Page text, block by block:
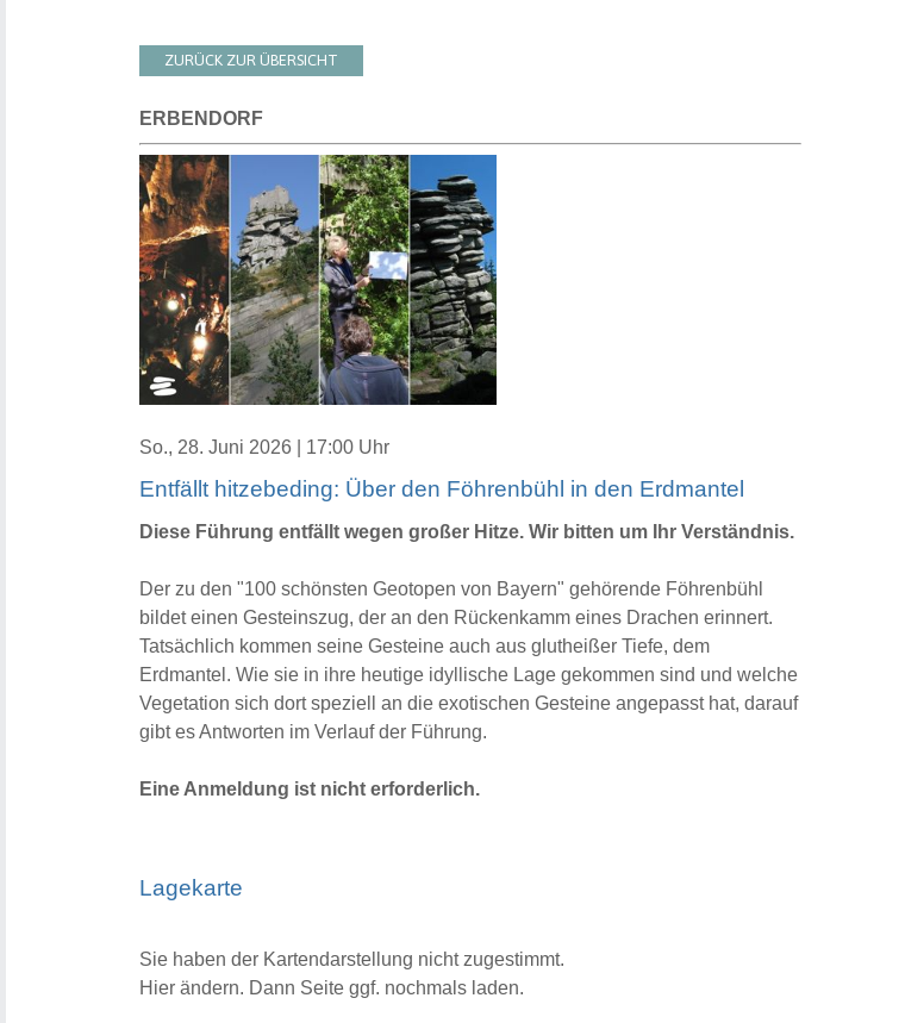
ZURÜCK ZUR ÜBERSICHT
ERBENDORF
So., 28. Juni 2026 | 17:00 Uhr
Entfällt hitzebeding: Über den Föhrenbühl in den Erdmantel
Diese Führung entfällt wegen großer Hitze. Wir bitten um Ihr Verständnis.
Der zu den "100 schönsten Geotopen von Bayern" gehörende Föhrenbühl
bildet einen Gesteinszug, der an den Rückenkamm eines Drachen erinnert.
Tatsächlich kommen seine Gesteine auch aus glutheißer Tiefe, dem
Erdmantel. Wie sie in ihre heutige idyllische Lage gekommen sind und welche
Vegetation sich dort speziell an die exotischen Gesteine angepasst hat, darauf
gibt es Antworten im Verlauf der Führung.
Eine Anmeldung ist nicht erforderlich.
Lagekarte
Sie haben der Kartendarstellung nicht zugestimmt.
Hier ändern. Dann Seite ggf. nochmals laden.